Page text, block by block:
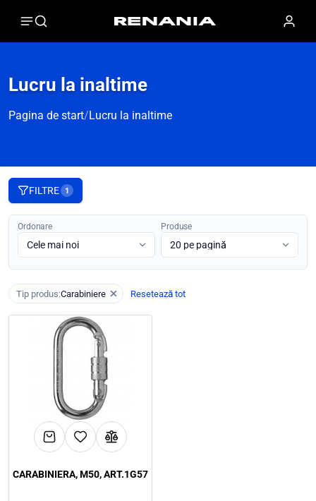
Lucru la inaltime
Pagina de start/ Lucru la inaltime
FILTRE 1
Ordonare Produse
Tip produs:Carabiniere Resetează tot
CARABINIERA, M50, ART.1G57